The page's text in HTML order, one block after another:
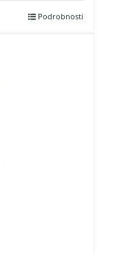
Podrobnosti